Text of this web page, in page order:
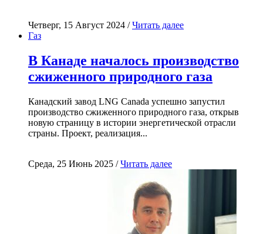
Четверг, 15 Август 2024 /Читать далее
Газ
В Канаде началось производство
сжиженного природного газа
Канадский завод LNG Canada успешно запустил
производство сжиженного природного газа, открыв
новую страницу в истории энергетической отрасли
страны. Проект, реализация...
Среда, 25 Июнь 2025 /Читать далее